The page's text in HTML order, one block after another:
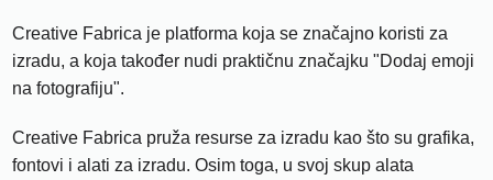
Creative Fabrica je platforma koja se značajno koristi za
izradu, a koja također nudi praktičnu značajku "Dodaj emoji
na fotografiju".
Creative Fabrica pruža resurse za izradu kao što su grafika,
fontovi i alati za izradu. Osim toga, u svoj skup alata